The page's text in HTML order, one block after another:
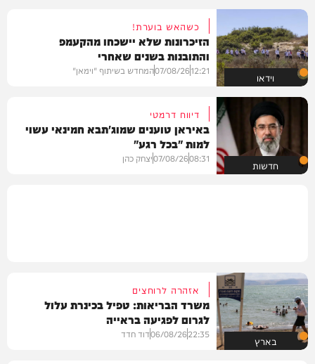
וידאו
כשהאש בוערת!
הזיכרונות שלא יישכחו מהקעמפ
והתובנות בשנים שאחרי
12:21
07/08/26המחדש בשיתוף "וימאן"
חדשות
דיווח דרמטי
באיראן טוענים שמוג'תבא חמינאי עשוי
למות "בכל רגע"
08:31
07/08/26יצחק כהן
בארץ
אזהרה לרוחצים
משרד הבריאות: טפיל בכינרת עלול
לגרום לפגיעה בראייה
22:35
06/08/26דוד חדד